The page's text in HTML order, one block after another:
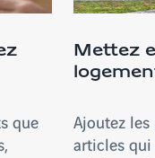
que
Mettez
Ajoutez
articles qui